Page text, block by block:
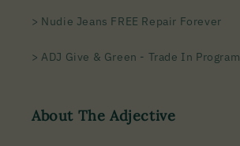
> Nudie Jeans FREE Repair Forever
> ADJ Give & Green - Trade In Program
About The Adjective